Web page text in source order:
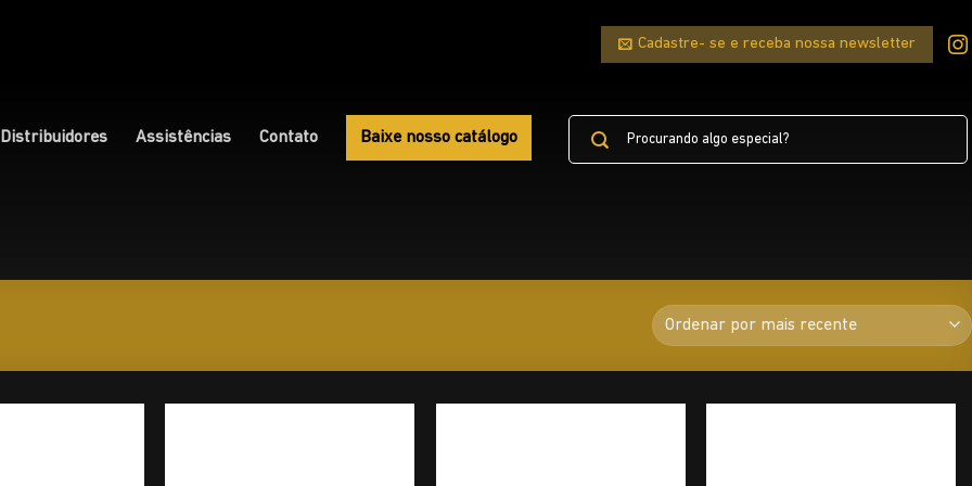
Cadastre- se e receba nossa newsletter
Distribuidores Assistências Contato Baixe nosso catálogo
Pesquisar